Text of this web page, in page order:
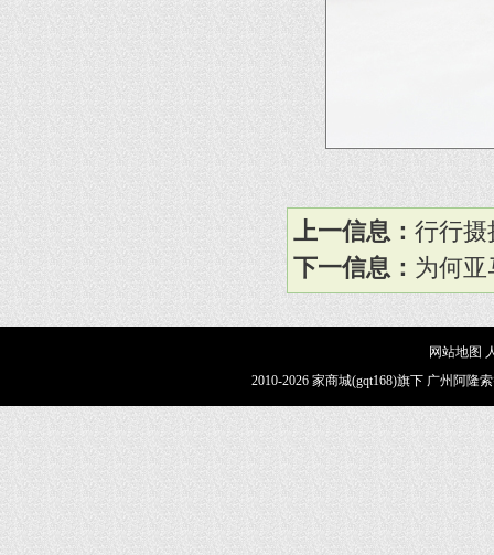
上一信息： 行行摄
下一信息： 为何
网站地图
2010-2026 家商城(gqt168)旗下 广州阿隆